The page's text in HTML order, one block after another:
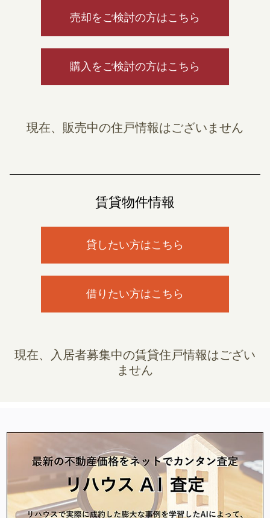
売却をご検討の方はこちら
購入をご検討の方はこちら
現在、販売中の住戸情報はございません
賃貸物件情報
貸したい方はこちら
借りたい方はこちら
現在、入居者募集中の賃貸住戸情報はござい
ません